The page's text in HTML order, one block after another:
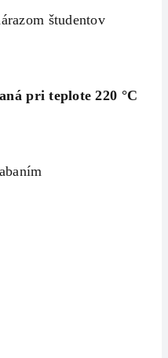
študentov
pri teplote 220 °C